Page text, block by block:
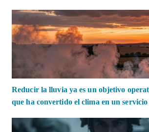
Reducir la lluvia ya es un objetivo
que ha convertido el clima en un servicio